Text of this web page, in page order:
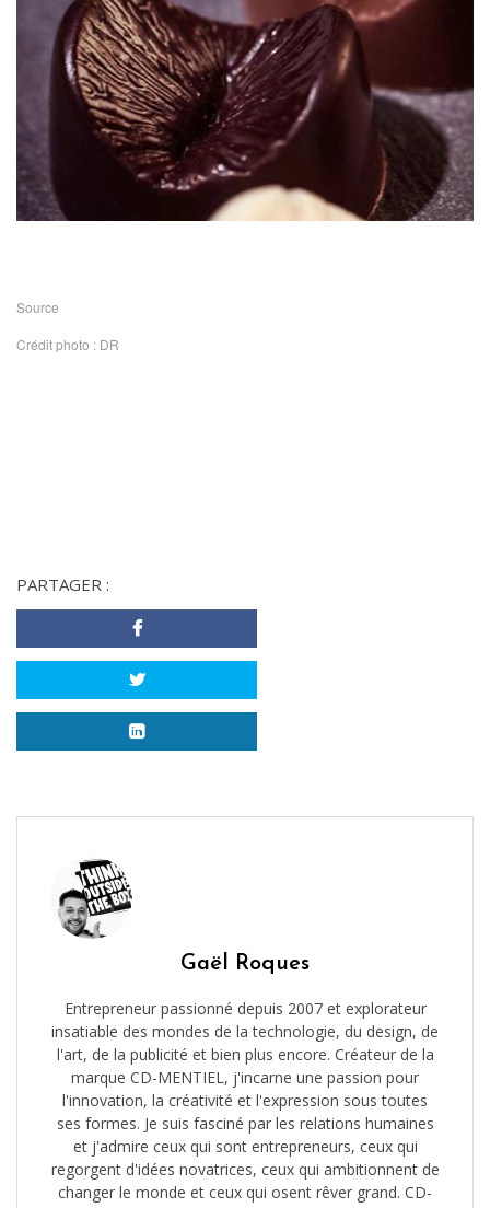
Source
Crédit photo : DR
PARTAGER :
Gaël Roques
Entrepreneur passionné depuis 2007 et explorateur
insatiable des mondes de la technologie, du design, de
l'art, de la publicité et bien plus encore. Créateur de la
marque CD-MENTIEL, j'incarne une passion pour
l'innovation, la créativité et l'expression sous toutes
ses formes. Je suis fasciné par les relations humaines
et j'admire ceux qui sont entrepreneurs, ceux qui
regorgent d'idées novatrices, ceux qui ambitionnent de
changer le monde et ceux qui osent rêver grand. CD-